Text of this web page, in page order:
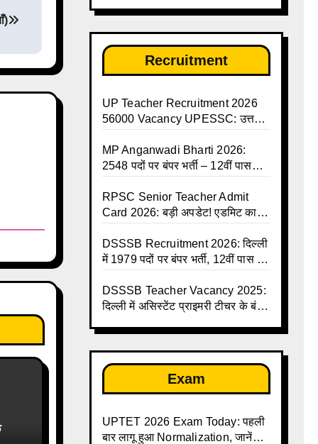
Sarkari Avkash Talika | Up
Calendar
Recruitment
UP Teacher Recruitment 2026
56000 Vacancy UPESSC: उत्तर
की बंपर भर्ती की तैयारी, अगस्त में आ
सकता है विज्ञापन
MP Anganwadi Bharti 2026:
2548 पदों पर बंपर भर्ती – 12वीं पास
Apply Online
RPSC Senior Teacher Admit
Card 2026: बड़ी अपडेट! एडमिट कार्ड
जरूरी निर्देश
DSSSB Recruitment 2026: दिल्ली
में 1979 पदों पर बंपर भर्ती, 12वीं पास के
तक
DSSSB Teacher Vacancy 2025:
दिल्ली में असिस्टेंट प्राइमरी टीचर के बंपर
Exam
UPTET 2026 Exam Today: पहली
बार लागू हुआ Normalization, जानें